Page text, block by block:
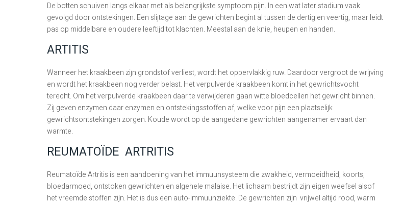
De botten schuiven langs elkaar met als belangrijkste symptoom pijn. In een wat later stadium vaak
gevolgd door ontstekingen. Een slijtage aan de gewrichten begint al tussen de dertig en veertig, maar leidt
pas op middelbare en oudere leeftijd tot klachten. Meestal aan de knie, heupen en handen.
ARTITIS
Wanneer het kraakbeen zijn grondstof verliest, wordt het oppervlakkig ruw. Daardoor vergroot de wrijving
en wordt het kraakbeen nog verder belast. Het verpulverde kraakbeen komt in het gewrichtsvocht
terecht. Om het verpulverde kraakbeen daar te verwijderen gaan witte bloedcellen het gewricht binnen.
Zij geven enzymen daar enzymen en ontstekingsstoffen af, welke voor pijn een plaatselijk
gewrichtsontstekingen zorgen. Koude wordt op de aangedane gewrichten aangenamer ervaart dan
warmte.
REUMATOÏDE ARTRITIS
Reumatoïde Artritis is een aandoening van het immuunsysteem die zwakheid, vermoeidheid, koorts,
bloedarmoed, ontstoken gewrichten en algehele malaise. Het lichaam bestrijdt zijn eigen weefsel alsof
het vreemde stoffen zijn. Het is dus een auto-immuunziekte. De gewrichten zijn vrijwel altijd rood, warm